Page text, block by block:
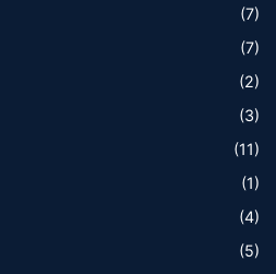
(7)
(7)
(2)
(3)
(11)
(1)
(4)
(5)